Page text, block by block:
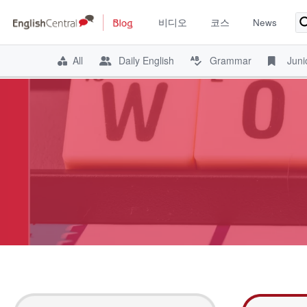
비디오 코스 News
All Daily English Grammar